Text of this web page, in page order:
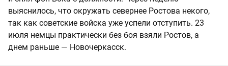
выяснилось, что окружать севернее Ростова некого,
так как советские войска уже успели отступить. 23
июля немцы практически без боя взяли Ростов, а
днем раньше — Новочеркасск.